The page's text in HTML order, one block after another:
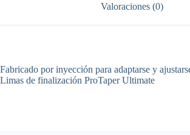
Valoraciones (0)
Fabricado por inyección para adaptarse y
Limas de finalización ProTaper Ultimate